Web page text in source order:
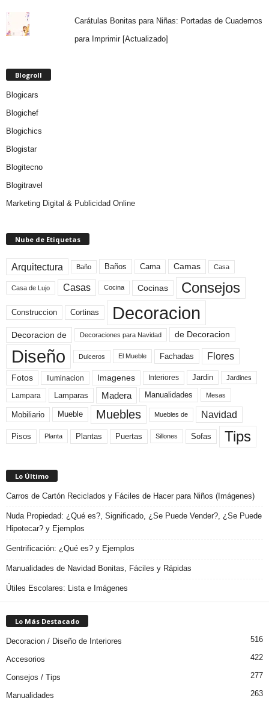
Carátulas Bonitas para Niñas: Portadas de Cuadernos
para Imprimir [Actualizado]
Blogroll
Blogicars
Blogichef
Blogichics
Blogistar
Blogitecno
Blogitravel
Marketing Digital & Publicidad Online
Nube de Etiquetas
Arquitectura Baño Baños Cama Camas Casa
Casa de Lujo Casas Cocina Cocinas Consejos
Construccion Cortinas Decoracion
Decoracion de Decoraciones para Navidad de Decoracion
Diseño Dulceros El Mueble Fachadas Flores
Fotos Iluminacion Imagenes Interiores Jardin Jardines
Lampara Lamparas Madera Manualidades Mesas
Mobiliario Mueble Muebles Muebles de Navidad
Pisos Planta Plantas Puertas Sillones Sofas Tips
Lo Último
Carros de Cartón Reciclados y Fáciles de Hacer para Niños (Imágenes)
Nuda Propiedad: ¿Qué es?, Significado, ¿Se Puede Vender?, ¿Se Puede
Hipotecar? y Ejemplos
Gentrificación: ¿Qué es? y Ejemplos
Manualidades de Navidad Bonitas, Fáciles y Rápidas
Útiles Escolares: Lista e Imágenes
Lo Más Destacado
Decoracion / Diseño de Interiores 516
Accesorios 422
Consejos / Tips 277
Manualidades 263